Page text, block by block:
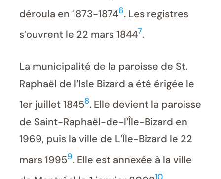
déroula en 1873-18746. Les registres
s’ouvrent le 22 mars 18447.
La municipalité de la paroisse de St.
Raphaël de l’Isle Bizard a été érigée le
1er juillet 18458. Elle devient la paroisse
de Saint-Raphaël-de-l’Île-Bizard en
1969, puis la ville de L’Île-Bizard le 22
mars 19959. Elle est annexée à la ville
10